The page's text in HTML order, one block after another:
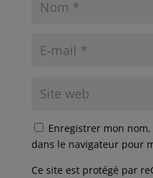
Enregistrer mon
dans le navigateur pour
Ce site est protégé par